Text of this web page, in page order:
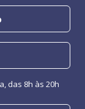
das 8h às 20h